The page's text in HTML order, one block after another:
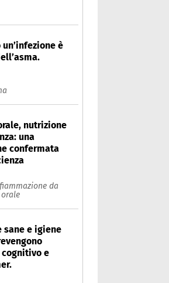
un’infezione è
nutrizione
una
confermata
da
sane e igiene
e